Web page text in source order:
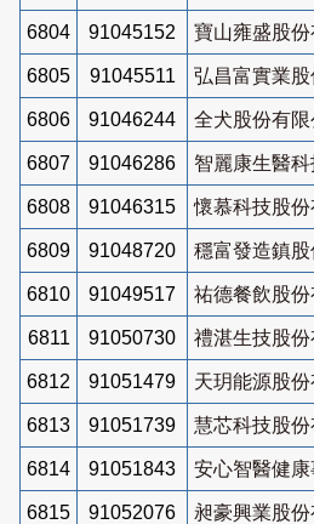
6804 91045152 寶山雍盛股份
6805 91045511 弘昌富實業股
6806 91046244 全犬股份有限
6807 91046286 智麗康生醫
6808 91046315 懷慕科技股份
6809 91048720 穩富發造鎮股
6810 91049517 祐德餐飲股份
6811 91050730 禮湛生技股份
6812 91051479 天玥能源股份
6813 91051739 慧芯科技股份
6814 91051843 安心智醫健
6815 91052076 昶豪興業股份